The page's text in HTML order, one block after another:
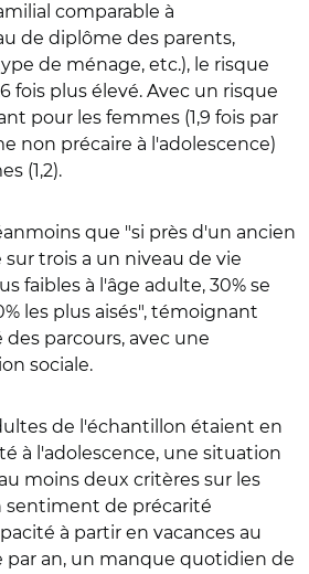
comparable à
de diplôme des parents,
de ménage, etc.), le risque
fois plus élevé. Avec un risque
pour les femmes (1,9 fois par
non précaire à l'adolescence)
(1,2).
que "si près d'un ancien
trois a un niveau de vie
faibles à l'âge adulte, 30% se
les plus aisés", témoignant
parcours, avec une
sociale.
de l'échantillon étaient en
à l'adolescence, une situation
moins deux critères sur les
sentiment de précarité
à partir en vacances au
par an, un manque quotidien de